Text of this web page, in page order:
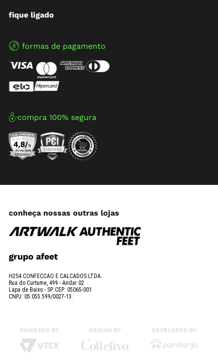
fique ligado
formas de pagamento
compra 100% segura
conheça nossas outras lojas
grupo afeet
H2S4 CONFECCAO E CALCADOS LTDA.
Rua do Curtume, 499 - Andar 02
Lapa de Baixo - SP. CEP: 05065-001
CNPJ: 05.055.599/0027-13.
POWERED BY DESIGN BY DEVELOPED BY